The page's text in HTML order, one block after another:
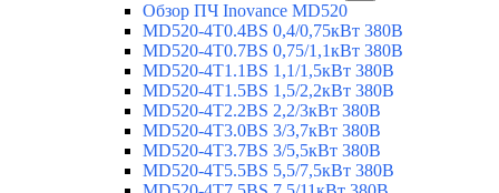
Обзор ПЧ Inovance MD520
MD520-4T0.4BS 0,4/0,75кВт 380В
MD520-4T0.7BS 0,75/1,1кВт 380В
MD520-4T1.1BS 1,1/1,5кВт 380В
MD520-4T1.5BS 1,5/2,2кВт 380В
MD520-4T2.2BS 2,2/3кВт 380В
MD520-4T3.0BS 3/3,7кВт 380В
MD520-4T3.7BS 3/5,5кВт 380В
MD520-4T5.5BS 5,5/7,5кВт 380В